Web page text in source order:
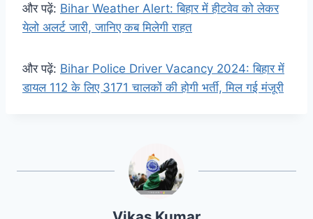
और पढ़ें: Bihar Weather Alert: बिहार में हीटवेव को लेकर
येलो अलर्ट जारी, जानिए कब मिलेगी राहत
और पढ़ें: Bihar Police Driver Vacancy 2024: बिहार में
डायल 112 के लिए 3171 चालकों की होगी भर्ती, मिल गई मंजूरी